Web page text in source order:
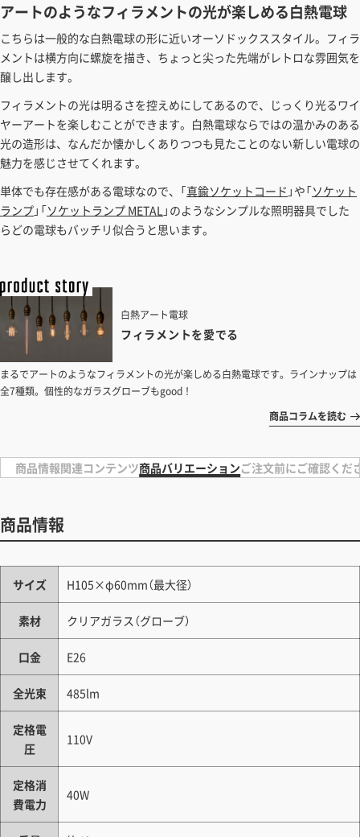
法人・個人様いずれも全て一律の価格で販売しております。法人/個人
事業主様には「請求書払い」も対応しています。
「請求書払い」の詳細はこちら
カートでのお見積り機能
「この商品を選ぶ」からご希望の商品をカートに入れていただき、お届
け先種別・都道府県を選択すると、送料を含んだ合計金額を確認する
ことができます。お見積り書の出力も可能です。
見積もりガイドはこちら
アートのようなフィラメントの光が楽しめる白熱電球
こちらは一般的な白熱電球の形に近いオーソドックススタイル。フィラ
メントは横方向に螺旋を描き、ちょっと尖った先端がレトロな雰囲気を
醸し出します。
フィラメントの光は明るさを控えめにしてあるので、じっくり光るワイ
ヤーアートを楽しむことができます。白熱電球ならではの温かみのある
光の造形は、なんだか懐かしくありつつも見たことのない新しい電球の
魅力を感じさせてくれます。
単体でも存在感がある電球なので、「真鍮ソケットコード 」や「ソケット
ランプ」「ソケットランプ METAL 」のようなシンプルな照明器具でした
らどの電球もバッチリ似合うと思います。
白熱アート電球
フィラメントを愛でる
まるでアートのようなフィラメントの光が楽しめる白熱電球です。ラインナップは
全7種類。個性的なガラスグローブもgood！
商品コラムを読む
商品情報関連コンテンツ商品バリエーションご注文前にご確認くだ
商品情報
サイズ H105×φ60mm（最大径）
素材 クリアガラス（グローブ）
口金 E26
全光束 485lm
定格電
圧
110V
定格消
費電力
40W